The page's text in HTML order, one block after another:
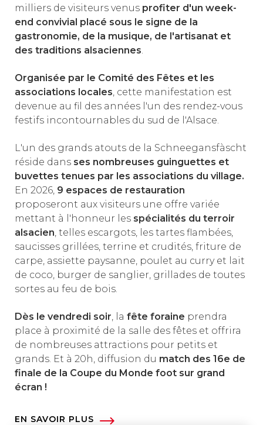
milliers de visiteurs venus profiter d'un week-
end convivial placé sous le signe de la
gastronomie, de la musique, de l'artisanat et
des traditions alsaciennes
Organisée par le Comité des Fêtes et les
associations locales , cette manifestation est
devenue au fil des années l'un des rendez-vous
festifs incontournables du sud de l'Alsace.
L'un des grands atouts de la Schneegansfàscht
réside dans ses nombreuses guinguettes et
buvettes tenues par les associations du village.
En 2026, 9 espaces de restauration
proposeront aux visiteurs une offre variée
mettant à l'honneur les spécialités du terroir
alsacien , telles escargots, les tartes flambées,
saucisses grillées, terrine et crudités, friture de
carpe, assiette paysanne, poulet au curry et lait
de coco, burger de sanglier, grillades de toutes
sortes au feu de bois.
Dès le vendredi soir , la fête foraine prendra
place à proximité de la salle des fêtes et offrira
de nombreuses attractions pour petits et
grands. Et à 20h, diffusion du match des 16e de
finale de la Coupe du Monde foot sur grand
écran !
EN SAVOIR PLUS